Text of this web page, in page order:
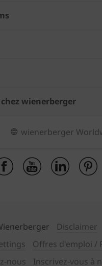
wienerberger
wienerberger
Disclaimer
Offres d'emploi /
nous
Inscrivez-vous à